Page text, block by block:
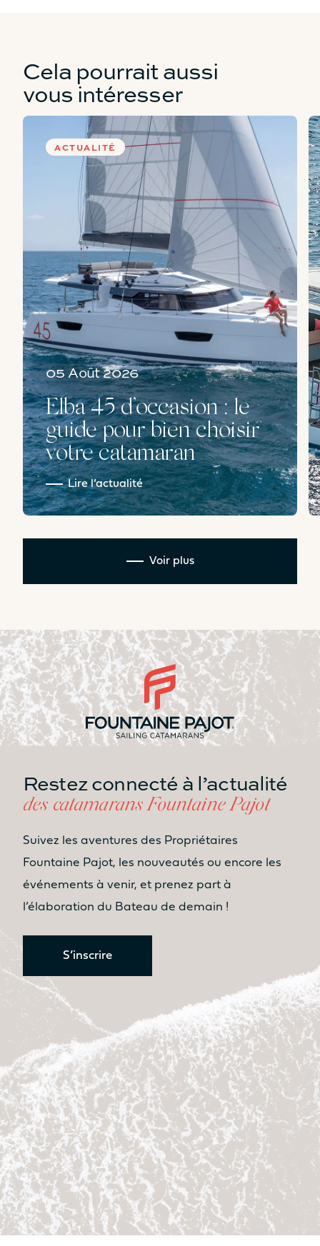
Cela pourrait aussi
vous intéresser
ACTUALITÉ
05 Août 2026
Elba 45 d’occasion : le
guide pour bien choisir
votre catamaran
Lire l’actualité
Voir plus
Restez connecté à l’actualité
des catamarans Fountaine Pajot
Suivez les aventures des Propriétaires
Fountaine Pajot, les nouveautés ou encore les
événements à venir, et prenez part à
l’élaboration du Bateau de demain !
S’inscrire